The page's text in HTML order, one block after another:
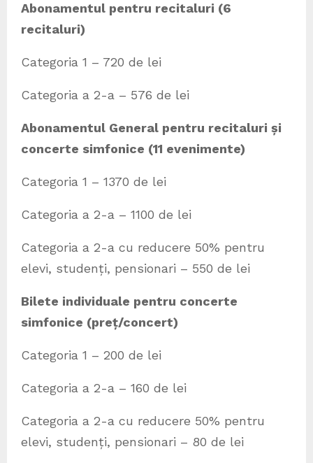
Abonamentul pentru recitaluri (6
recitaluri)
Categoria 1 – 720 de lei
Categoria a 2-a – 576 de lei
Abonamentul General pentru recitaluri și
concerte simfonice (11 evenimente)
Categoria 1 – 1370 de lei
Categoria a 2-a – 1100 de lei
Categoria a 2-a cu reducere 50% pentru
elevi, studenți, pensionari – 550 de lei
Bilete individuale pentru concerte
simfonice (preț/concert)
Categoria 1 – 200 de lei
Categoria a 2-a – 160 de lei
Categoria a 2-a cu reducere 50% pentru
elevi, studenți, pensionari – 80 de lei